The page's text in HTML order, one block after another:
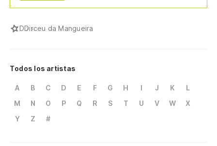
DDirceu da Mangueira
Todos los artistas
A B C D E F G H I J K
L
M
N O P Q R S T U V W
X
Y
Z #